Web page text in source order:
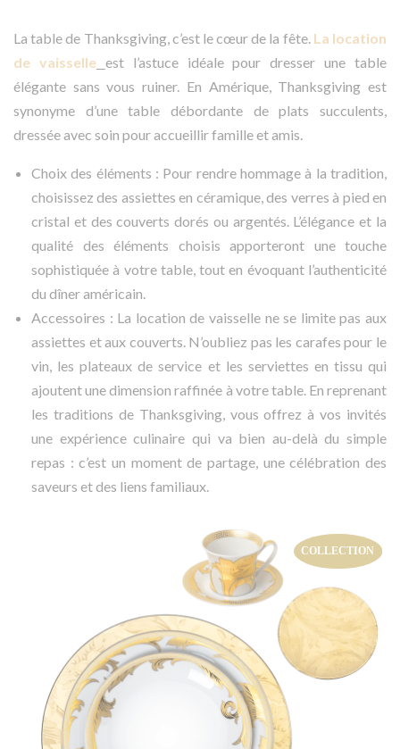
La table de Thanksgiving, c’est le cœur de la fête. La location
de vaisselle est l’astuce idéale pour dresser une table
élégante sans vous ruiner. En Amérique, Thanksgiving est
synonyme d’une table débordante de plats succulents,
dressée avec soin pour accueillir famille et amis.
Choix des éléments : Pour rendre hommage à la tradition,
choisissez des assiettes en céramique, des verres à pied en
cristal et des couverts dorés ou argentés. L’élégance et la
qualité des éléments choisis apporteront une touche
sophistiquée à votre table, tout en évoquant l’authenticité
du dîner américain.
Accessoires : La location de vaisselle ne se limite pas aux
assiettes et aux couverts. N’oubliez pas les carafes pour le
vin, les plateaux de service et les serviettes en tissu qui
ajoutent une dimension raffinée à votre table. En reprenant
les traditions de Thanksgiving, vous offrez à vos invités
une expérience culinaire qui va bien au-delà du simple
repas : c’est un moment de partage, une célébration des
saveurs et des liens familiaux.